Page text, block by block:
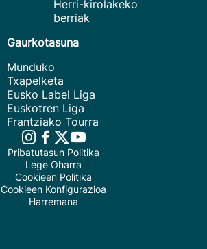
Herri-kirolakeko
berriak
Gaurkotasuna
Munduko
Txapelketa
Eusko Label Liga
Euskotren Liga
Frantziako Tourra
Pribatutasun Politika
Lege Oharra
Cookieen Politika
Cookieen Konfigurazioa
Harremana